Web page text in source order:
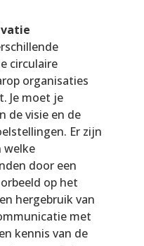
circulaire
organisaties
Je moet je
de visie en de
Er zijn
welke
door een
op het
hergebruik van
met
kennis van de